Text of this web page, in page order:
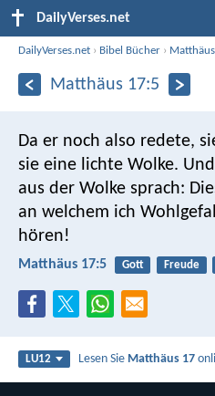
DailyVerses.net
DailyVerses.net › Bibel Bücher › Matthäus
Matthäus 17:5
Da er noch also redete,
sie eine lichte Wolke.
aus der Wolke sprach:
an welchem ich
hören!
Matthäus 17:5 Gott Freude
LU12 Lesen Sie Matthäus 17